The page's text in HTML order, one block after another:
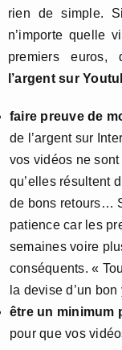
rien de simple.
n’importe quelle
premiers euros,
l’argent sur
faire preuve de
de l’argent sur
vos vidéos ne
qu’elles résultent
de bons retours…
patience car les
semaines voire
conséquents. «
la devise d’un
être un minimum
pour que vos